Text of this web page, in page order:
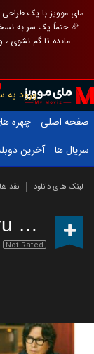
مای موویز با یک طراحی
🎉 حتماً یک سر به
مانده تا گم نشوی
ورود به
صفحه اصلی
چهره
سریال ها
آخرین
لینک های دانلود نقد
Achira ni iru oni (2022)
Not Rated